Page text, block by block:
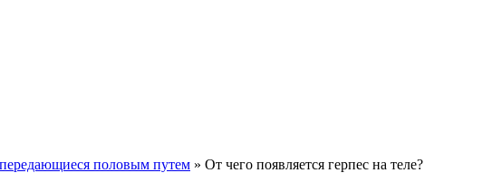
половым путем » От чего появляется герпес на теле?